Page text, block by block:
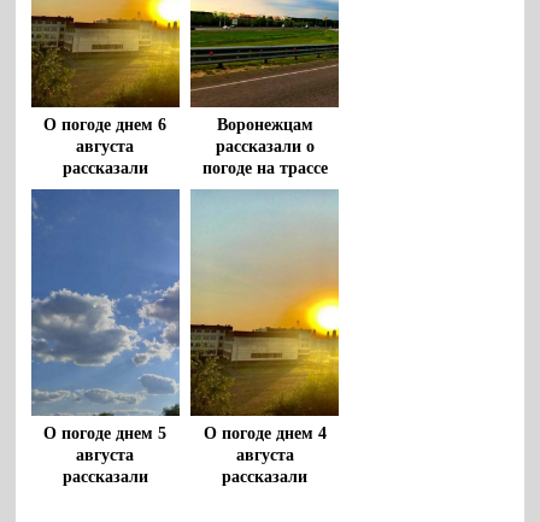
О погоде днем 6
августа
рассказали
воронежцам
Воронежцам
рассказали о
погоде на трассе
М-4 «Дон» 5
О погоде днем 5
августа
рассказали
О погоде днем 4
августа
рассказали